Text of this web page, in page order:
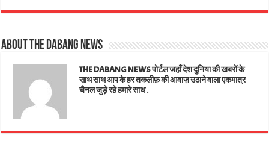
ts
A
pp
bo
ok
tt
er
ed ail er
t
e
About The Dabang News
THE DABANG NEWS पोर्टल जहाँ देश दुनिया की खबरों के
साथ साथ आप के हर तकलीफ़ की आवाज़ उठाने वाला एकमात्र
चैनल जुड़े रहे हमारे साथ .